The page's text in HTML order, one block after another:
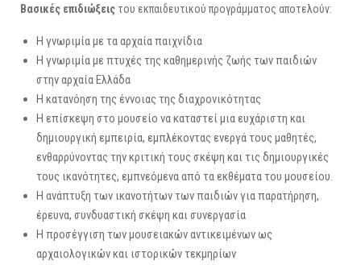
Βασικές επιδιώξεις του εκπαιδευτικού προγράμματος αποτελούν:
Η γνωριμία με τα αρχαία παιχνίδια
Η γνωριμία με πτυχές της καθημερινής ζωής των παιδιών
στην αρχαία Ελλάδα
Η κατανόηση της έννοιας της διαχρονικότητας
Η επίσκεψη στο μουσείο να καταστεί μια ευχάριστη και
δημιουργική εμπειρία, εμπλέκοντας ενεργά τους μαθητές,
ενθαρρύνοντας την κριτική τους σκέψη και τις δημιουργικές
τους ικανότητες, εμπνεόμενα από τα εκθέματα του μουσείου.
Η ανάπτυξη των ικανοτήτων των παιδιών για παρατήρηση,
έρευνα, συνδυαστική σκέψη και συνεργασία
Η προσέγγιση των μουσειακών αντικειμένων ως
αρχαιολογικών και ιστορικών τεκμηρίων